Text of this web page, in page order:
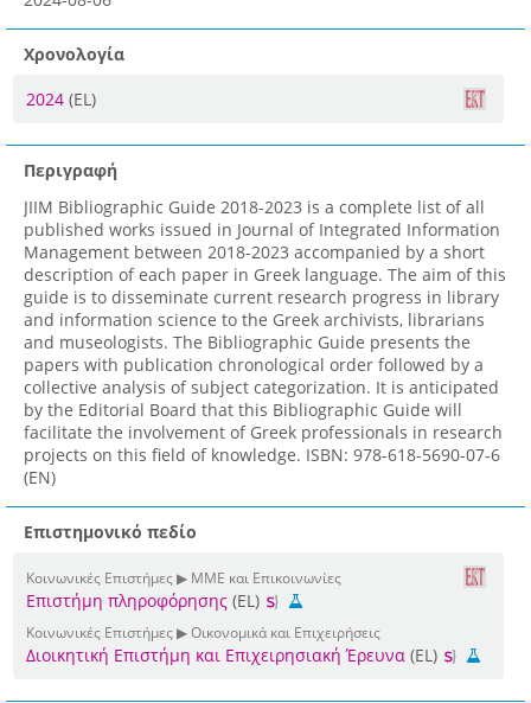
Χρονολογία
2024 (EL)
Περιγραφή
JIIM Bibliographic Guide 2018-2023 is a complete list of all
published works issued in Journal of Integrated Information
Management between 2018-2023 accompanied by a short
description of each paper in Greek language. The aim of this
guide is to disseminate current research progress in library
and information science to the Greek archivists, librarians
and museologists. The Bibliographic Guide presents the
papers with publication chronological order followed by a
collective analysis of subject categorization. It is anticipated
by the Editorial Board that this Bibliographic Guide will
facilitate the involvement of Greek professionals in research
projects on this field of knowledge. ISBN: 978-618-5690-07-6
(EN)
Επιστημονικό πεδίο
Κοινωνικές Επιστήμες ▶ ΜΜΕ και Επικοινωνίες
Επιστήμη πληροφόρησης (EL)
Κοινωνικές Επιστήμες ▶ Οικονομικά και Επιχειρήσεις
Διοικητική Επιστήμη και Επιχειρησιακή Έρευνα (EL)